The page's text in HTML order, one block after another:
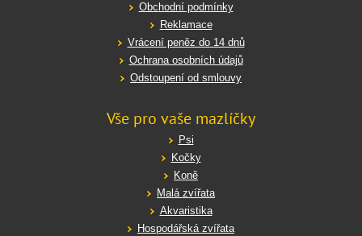
Obchodní podmínky
Reklamace
Vrácení peněz do 14 dnů
Ochrana osobních údajů
Odstoupení od smlouvy
Vše pro vaše mazlíčky
Psi
Kočky
Koně
Malá zvířata
Akvaristika
Hospodářská zvířata